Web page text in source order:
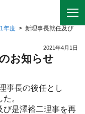
年度 > 新理事長就任及び
2021年4月1日
お知らせ
事長の後任とし
。
是澤裕二理事を再